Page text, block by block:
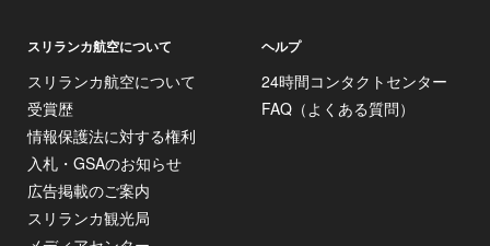
スリランカ航空について
スリランカ航空について
受賞歴
情報保護法に対する権利
入札・GSAのお知らせ
広告掲載のご案内
スリランカ観光局
ヘルプ
24時間コンタクトセンター
FAQ（よくある質問）